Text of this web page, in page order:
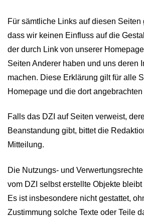
Für sämtliche Links auf diesen Seiten
dass wir keinen Einfluss auf die
der durch Link von unserer
Seiten Anderer haben und uns deren
machen. Diese Erklärung gilt für alle
Homepage und die dort angebrachten
Falls das DZI auf Seiten verweist,
Beanstandung gibt, bittet die
Mitteilung.
Die Nutzungs- und
vom DZI selbst erstellte Objekte
Es ist insbesondere nicht gestattet,
Zustimmung solche Texte oder Teile